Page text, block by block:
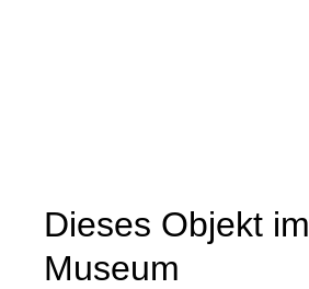
Dieses Objekt im
Museum